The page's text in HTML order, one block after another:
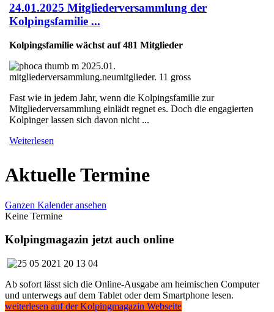
24.01.2025 Mitgliederversammlung der
Kolpingsfamilie ...
Kolpingsfamilie wächst auf 481 Mitglieder
Fast wie in jedem Jahr, wenn die Kolpingsfamilie zur
Mitgliederversammlung einlädt regnet es. Doch die engagierten
Kolpinger lassen sich davon nicht ...
Weiterlesen
Aktuelle Termine
Ganzen Kalender ansehen
Keine Termine
Kolpingmagazin jetzt auch online
Ab sofort lässt sich die Online-Ausgabe am heimischen Computer
und unterwegs auf dem Tablet oder dem Smartphone lesen.
weiterlesen auf der Kolpingmagazin Webseite